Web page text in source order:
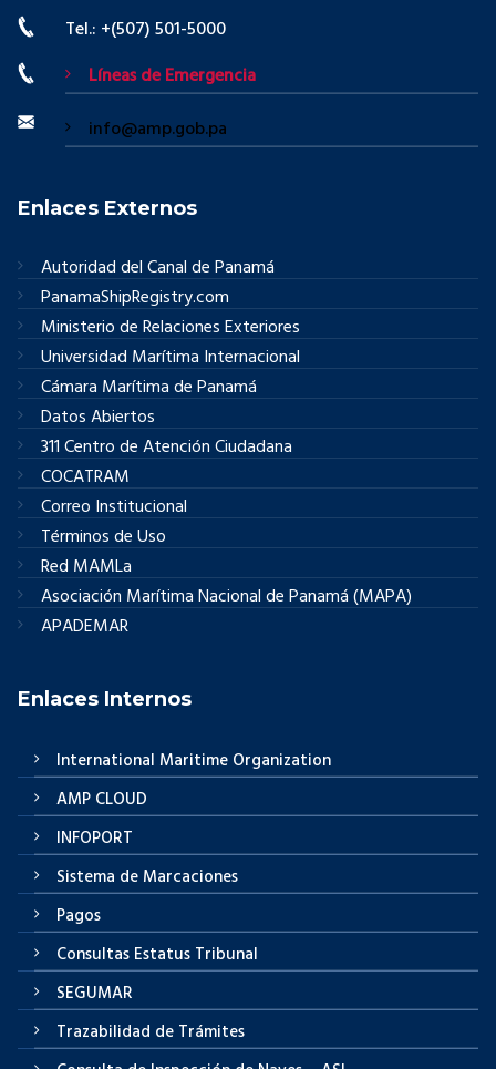
Tel.: +(507) 501-5000
Líneas de Emergencia
info@amp.gob.pa
Enlaces Externos
Autoridad del Canal de Panamá
PanamaShipRegistry.com
Ministerio de Relaciones Exteriores
Universidad Marítima Internacional
Cámara Marítima de Panamá
Datos Abiertos
311 Centro de Atención Ciudadana
COCATRAM
Correo Institucional
Términos de Uso
Red MAMLa
Asociación Marítima Nacional de Panamá (MAPA)
APADEMAR
Enlaces Internos
International Maritime Organization
AMP CLOUD
INFOPORT
Sistema de Marcaciones
Pagos
Consultas Estatus Tribunal
SEGUMAR
Trazabilidad de Trámites